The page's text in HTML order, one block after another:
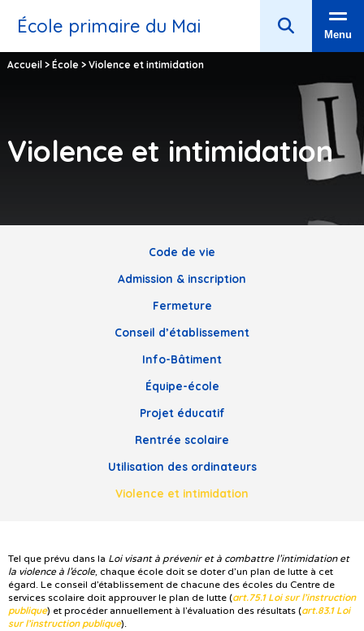
École primaire du Mai Menu
Accueil> École > Violence et intimidation
Violence et intimidation
Code de vie
Admission & inscription
Fermeture
Conseil d’établissement
Info-Bâtiment
Équipe-école
Projet éducatif
Rentrée scolaire
Utilisation des ordinateurs
Violence et intimidation
Tel que prévu dans la Loi visant à prévenir et à combattre l’intimidation et
la violence à l’école, chaque école doit se doter d’un plan de lutte à cet
égard. Le conseil d’établissement de chacune des écoles du Centre de
services scolaire doit approuver le plan de lutte (art.75.1 Loi sur l’instruction
publique) et procéder annuellement à l’évaluation des résultats (art.83.1 Loi
sur l’instruction publique).